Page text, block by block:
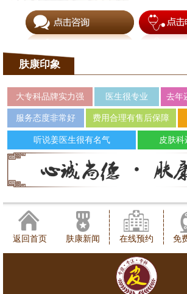
肤康印象
大专科品牌实力强 医生很专业 去年
服务态度非常好 费用合理有售后保障
听说姜医生很有名气 皮肤
返回首页 肤康新闻 在线预约 免